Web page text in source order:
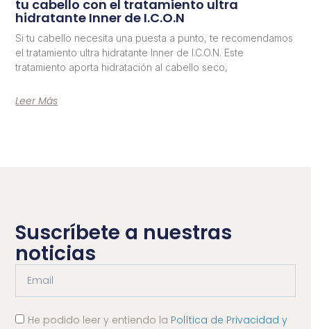
tu cabello con el tratamiento ultra
hidratante Inner de I.C.O.N
Si tu cabello necesita una puesta a punto, te recomendamos
el tratamiento ultra hidratante Inner de I.C.O.N. Este
tratamiento aporta hidratación al cabello seco,
Leer Más
Suscríbete a nuestras
noticias
He podido leer y entiendo la Política de Privacidad y